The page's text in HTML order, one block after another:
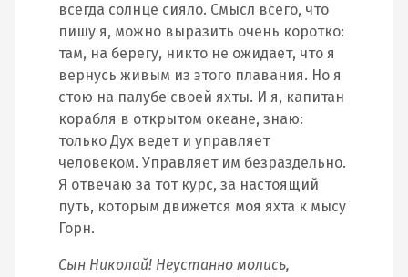
всегда солнце сияло. Смысл всего, что
пишу я, можно выразить очень коротко:
там, на берегу, никто не ожидает, что я
вернусь живым из этого плавания. Но я
стою на палубе своей яхты. И я, капитан
корабля в открытом океане, знаю:
только Дух ведет и управляет
человеком. Управляет им безраздельно.
Я отвечаю за тот курс, за настоящий
путь, которым движется моя яхта к мысу
Горн.
Сын Николай! Неустанно молись,